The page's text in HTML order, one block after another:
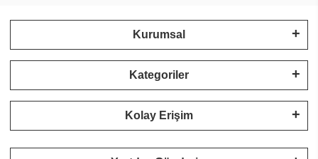
Kurumsal
Kategoriler
Kolay Erişim